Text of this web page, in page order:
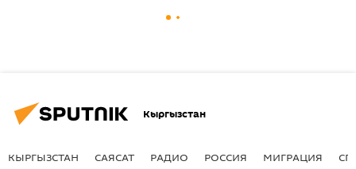
Кыргызстан
КЫРГЫЗСТАН САЯСАТ РАДИО РОССИЯ МИГРАЦИЯ